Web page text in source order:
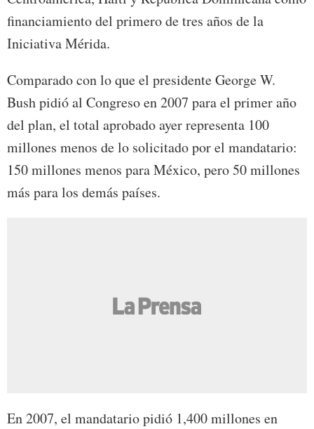
financiamiento del primero de tres años de la
Iniciativa Mérida.
Comparado con lo que el presidente George W.
Bush pidió al Congreso en 2007 para el primer año
del plan, el total aprobado ayer representa 100
millones menos de lo solicitado por el mandatario:
150 millones menos para México, pero 50 millones
más para los demás países.
En 2007, el mandatario pidió 1,400 millones en